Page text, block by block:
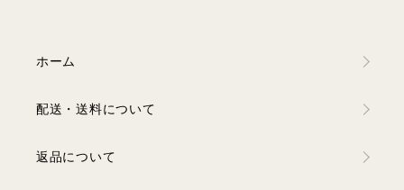
ホーム
配送・送料について
返品について